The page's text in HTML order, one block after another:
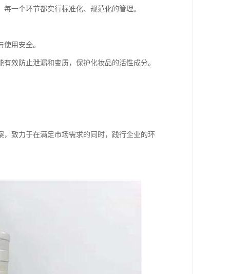
一个环节都实行标准化、规范化的管理。
用安全。
效防止泄漏和变质，保护化妆品的活性成分。
致力于在满足市场需求的同时，践行企业的环